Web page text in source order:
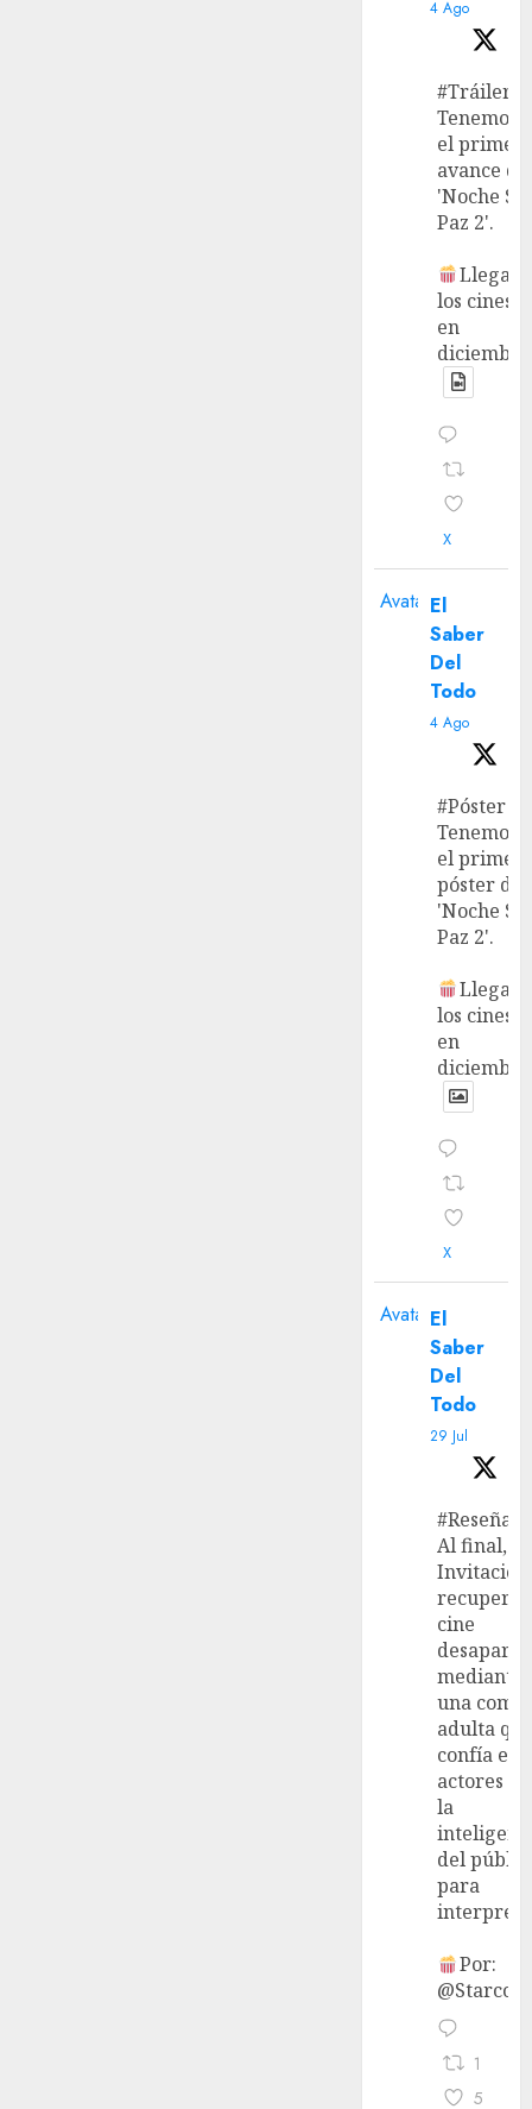
4 Ago
#Tráiler
Tenemos
el primer
avance de
'Noche
Paz 2'.
Llega a
los cines
en
X
Avatar El
Saber
Del
Todo
4 Ago
#Póster
Tenemos
el primer
póster de
'Noche
Paz 2'.
Llega a
los cines
en
X
Avatar El
Saber
Del
Todo
29 Jul
#Reseña
Al final,
recupera
cine
mediante
una
adulta
confía en
actores y
la
del
para
Por:
1
5